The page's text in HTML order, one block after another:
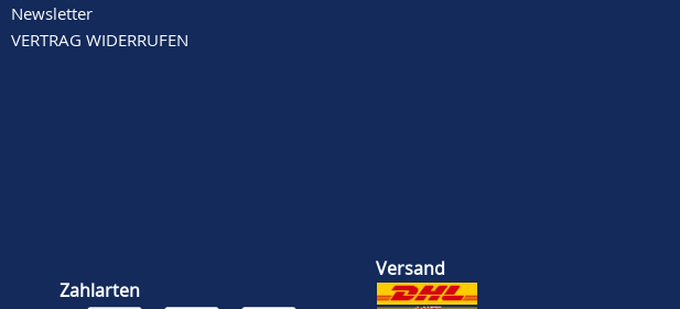
Newsletter
VERTRAG WIDERRUFEN
Zahlarten
Versand